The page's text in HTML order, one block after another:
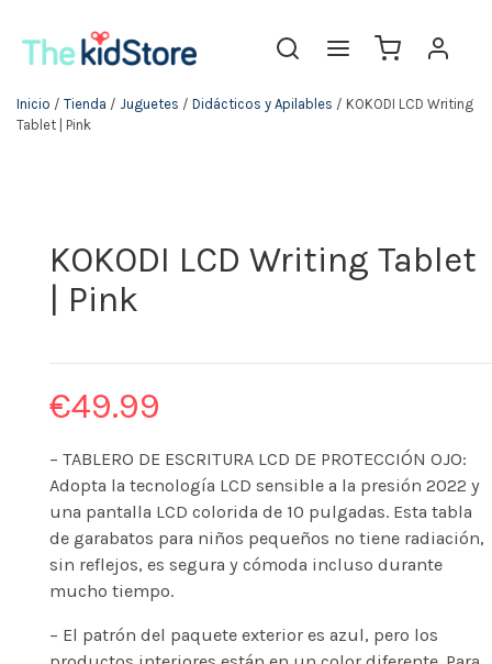
Inicio / Tienda / Juguetes / Didácticos y Apilables / KOKODI LCD Writing
Tablet | Pink
KOKODI LCD Writing Tablet
| Pink
€49.99
– TABLERO DE ESCRITURA LCD DE PROTECCIÓN OJO:
Adopta la tecnología LCD sensible a la presión 2022 y
una pantalla LCD colorida de 10 pulgadas. Esta tabla
de garabatos para niños pequeños no tiene radiación,
sin reflejos, es segura y cómoda incluso durante
mucho tiempo.
– El patrón del paquete exterior es azul, pero los